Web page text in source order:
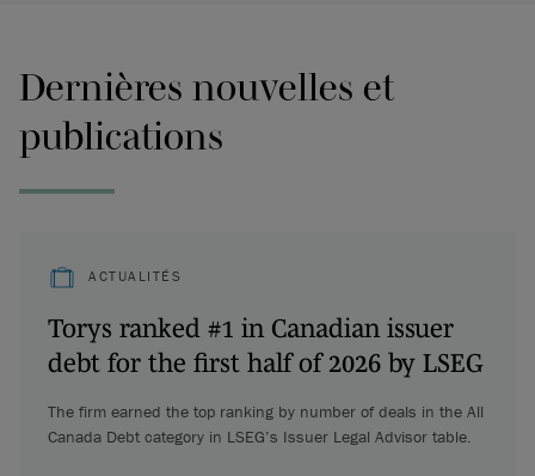
Dernières nouvelles et
publications
ACTUALITÉS
Torys ranked #1 in Canadian issuer
debt for the first half of 2026 by LSEG
The firm earned the top ranking by number of deals in the All
Canada Debt category in LSEG’s Issuer Legal Advisor table.